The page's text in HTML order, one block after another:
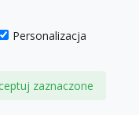
Personalizacja
zaznaczone